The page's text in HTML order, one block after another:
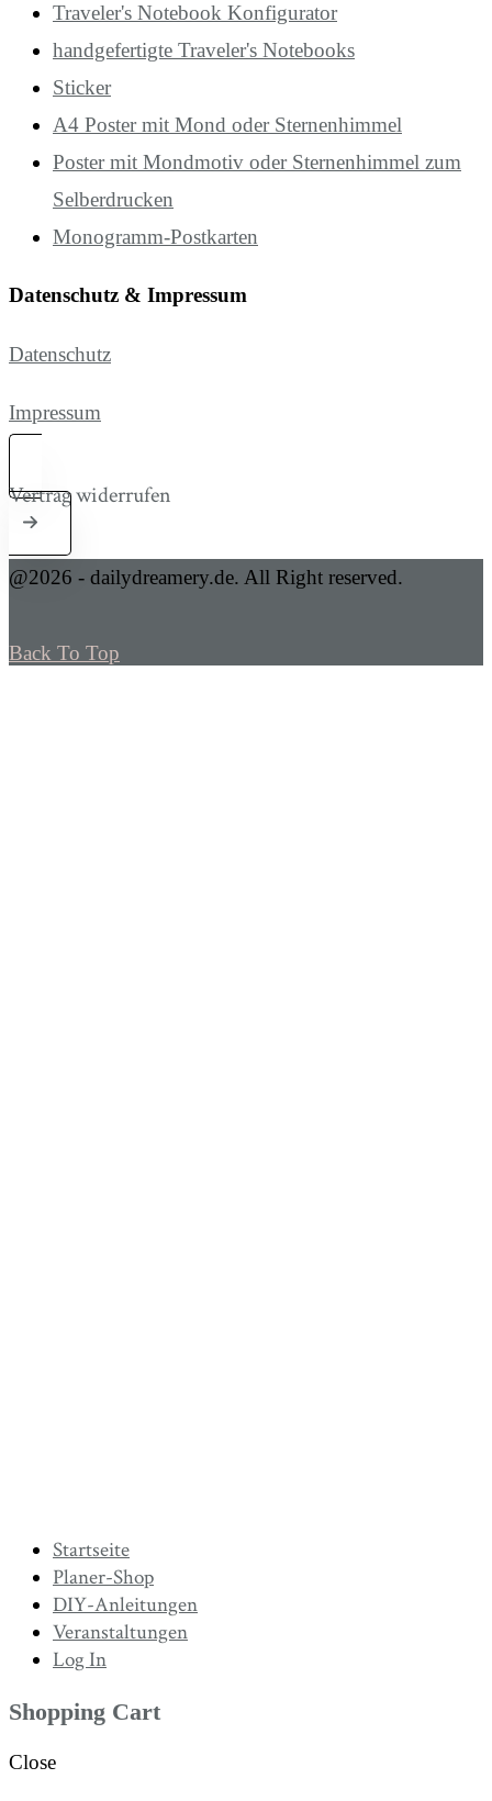
Traveler's Notebook Konfigurator
handgefertigte Traveler's Notebooks
Sticker
A4 Poster mit Mond oder Sternenhimmel
Poster mit Mondmotiv oder Sternenhimmel zum
Selberdrucken
Monogramm-Postkarten
Datenschutz & Impressum
Datenschutz
Impressum
Vertrag widerrufen
@2026 - dailydreamery.de. All Right reserved.
Back To Top
Startseite
Planer-Shop
DIY-Anleitungen
Veranstaltungen
Log In
Shopping Cart
Close